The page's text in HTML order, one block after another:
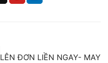
LÊN ĐƠN LIỀN NGAY- MAY